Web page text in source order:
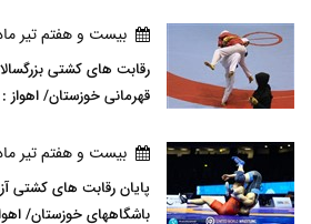
بيست و هفتم تير ماه
رقابت های کشتی
قهرمانی خوزستان/ اهواز :
بيست و هفتم تير ماه
پایان رقابت های کشتی
باشگاههای خوزستان/